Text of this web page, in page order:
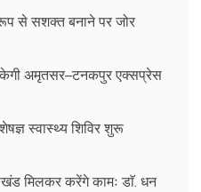
से सशक्त बनाने पर जोर
अमृतसर–टनकपुर एक्सप्रेस
स्वास्थ्य शिविर शुरू
मिलकर करेंगे कामः डाॅ. धन